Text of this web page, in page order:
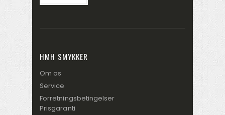
HMH SMYKKER
Om os
Service
Forretningsbetingelser
Prisgaranti